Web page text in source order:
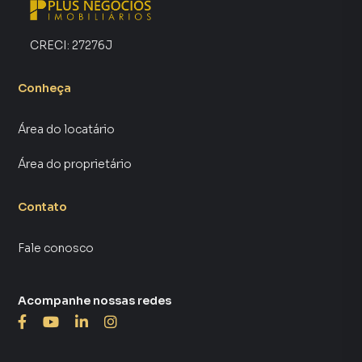
CRECI: 27276J
Conheça
Área do locatário
Área do proprietário
Contato
Fale conosco
Acompanhe nossas redes